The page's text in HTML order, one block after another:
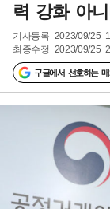
력 강화 아
기사등록 2023/09/25
최종수정 2023/09/25
구글에서 선호하는